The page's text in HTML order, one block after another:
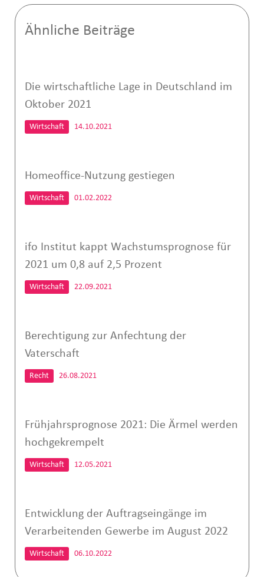
Ähnliche Beiträge
Die wirtschaftliche Lage in Deutschland im
Oktober 2021
Wirtschaft 14.10.2021
Homeoffice-Nutzung gestiegen
Wirtschaft 01.02.2022
ifo Institut kappt Wachstumsprognose für
2021 um 0,8 auf 2,5 Prozent
Wirtschaft 22.09.2021
Berechtigung zur Anfechtung der
Vaterschaft
Recht 26.08.2021
Frühjahrsprognose 2021: Die Ärmel werden
hochgekrempelt
Wirtschaft 12.05.2021
Entwicklung der Auftragseingänge im
Verarbeitenden Gewerbe im August 2022
Wirtschaft 06.10.2022